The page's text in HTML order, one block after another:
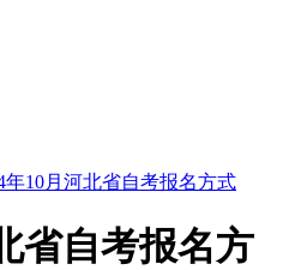
年10月河北省自考报名方式
省自考报名方